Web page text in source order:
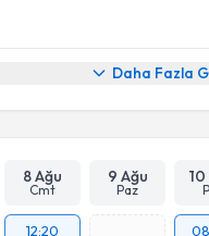
Daha Fazla
8 Ağu
Cmt
9 Ağu
Paz
10
12:20